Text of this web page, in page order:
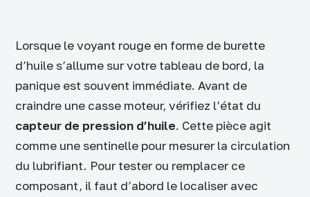
Lorsque le voyant rouge en forme de burette
d’huile s’allume sur votre tableau de bord, la
panique est souvent immédiate. Avant de
craindre une casse moteur, vérifiez l’état du
capteur de pression d’huile. Cette pièce agit
comme une sentinelle pour mesurer la circulation
du lubrifiant. Pour tester ou remplacer ce
composant, il faut d’abord le localiser avec